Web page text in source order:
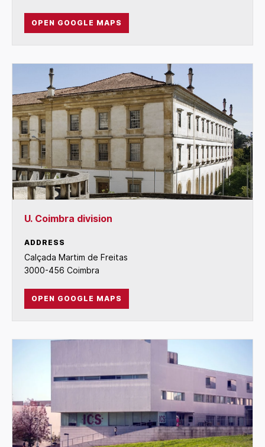
OPEN GOOGLE MAPS
U. Coimbra division
ADDRESS
Calçada Martim de Freitas
3000-456 Coimbra
OPEN GOOGLE MAPS